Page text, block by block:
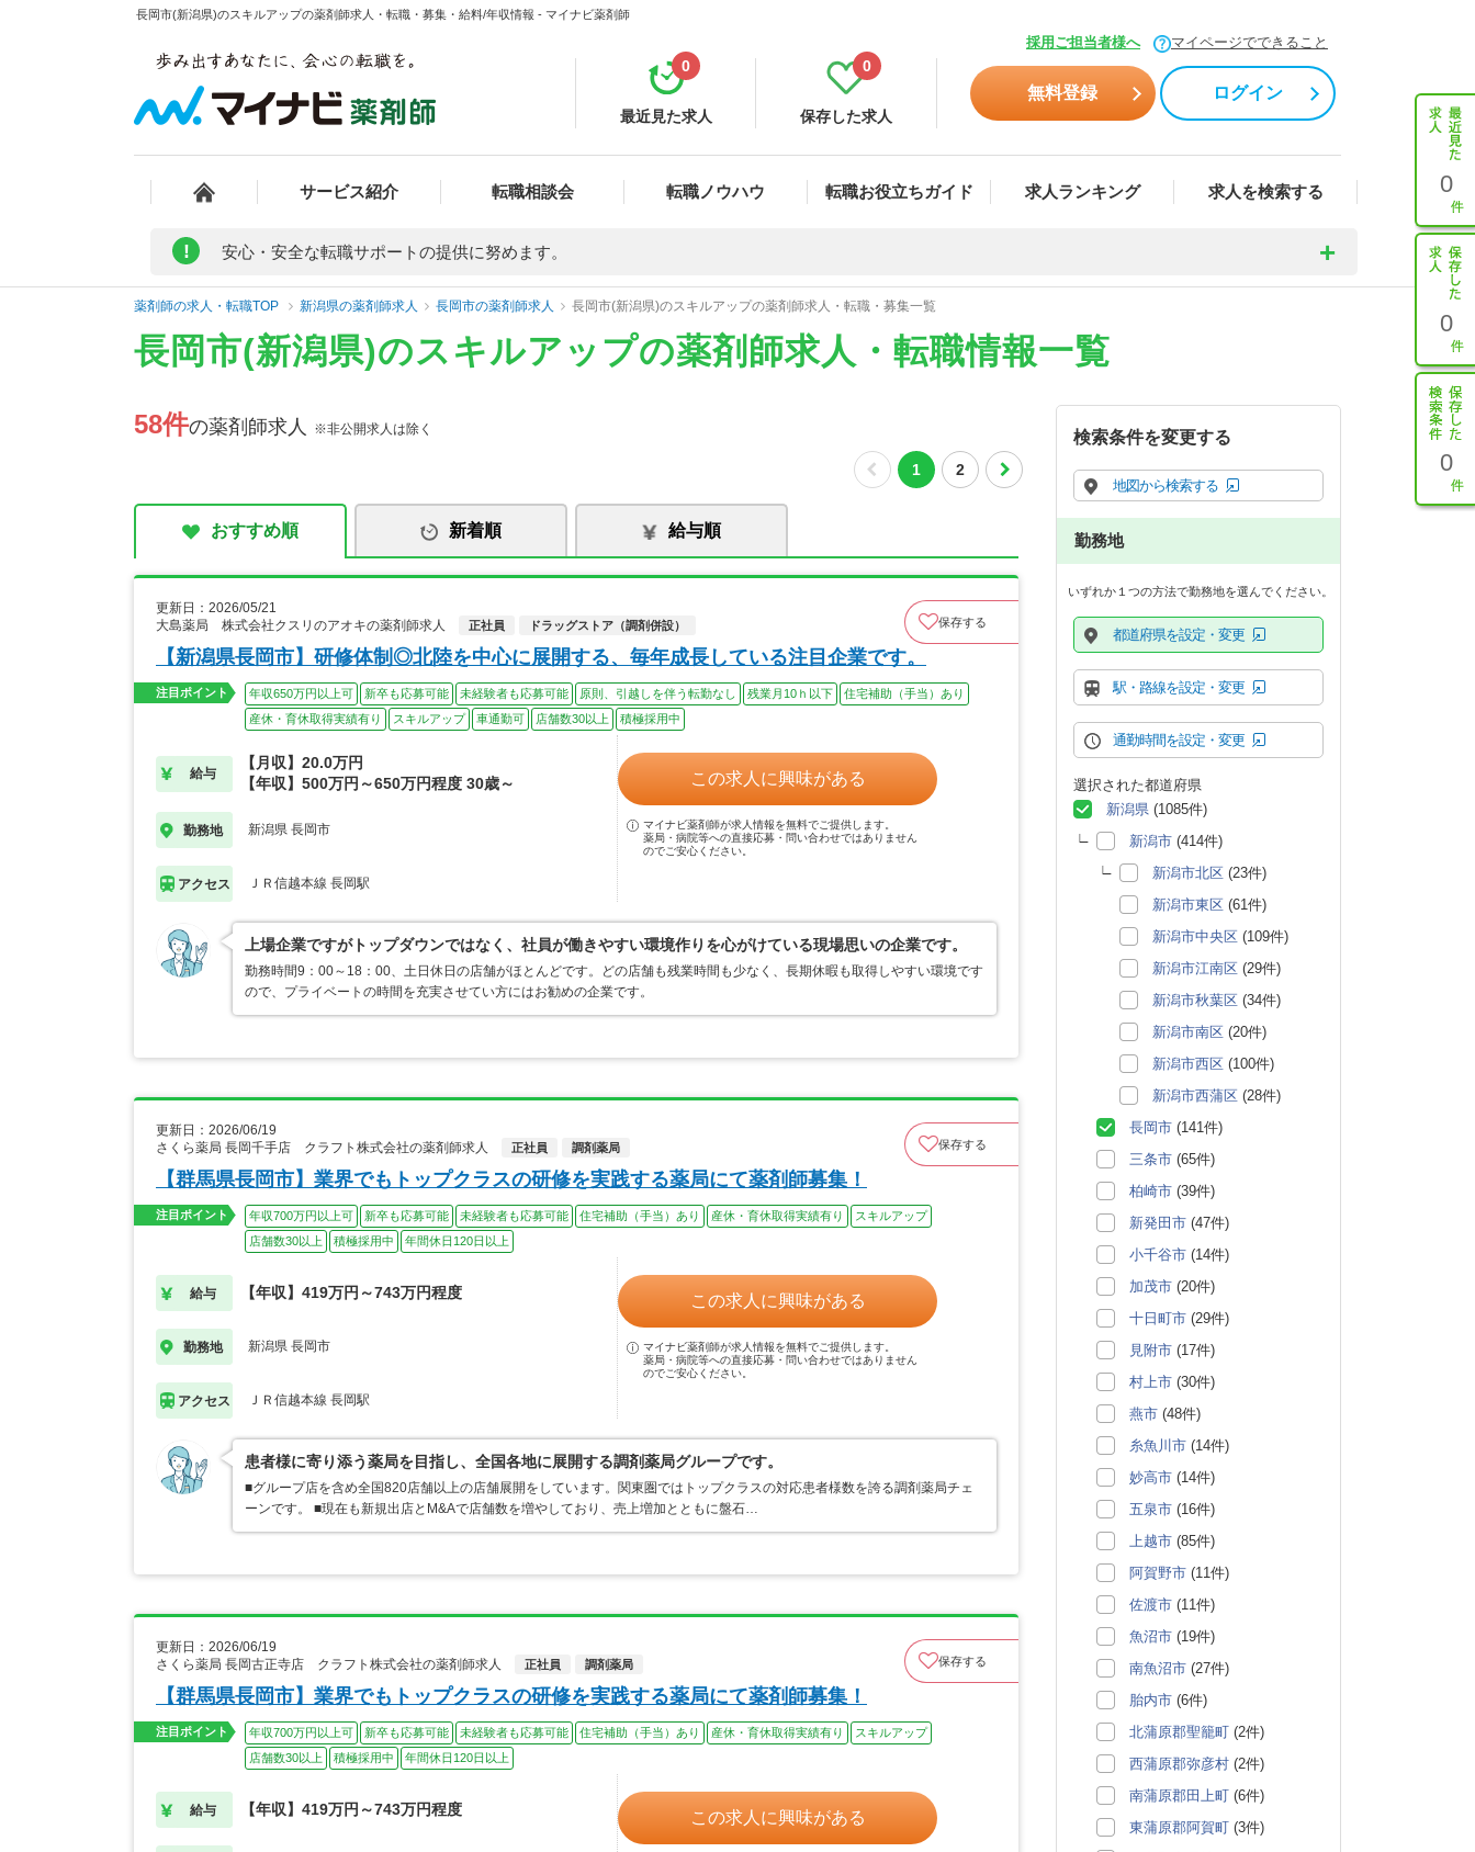
長岡市(新潟県)のスキルアップの薬剤師求人・転職・募集・給料/年収情報 - マイナビ薬剤師
採用ご担当者様へ マイページでできること
最近見た求人
0
保存した求人
0
無料登録 ログイン
サービス紹介 転職相談会 転職ノウハウ 転職お役立ちガイド 求人ランキング 求人を検索する 0
0
0
! 安心・安全な転職サポートの提供に努めます。
薬剤師の求人・転職TOP 新潟県の薬剤師求人 長岡市の薬剤師求人 長岡市(新潟県)のスキルアップの薬剤師求人・転職・募集一覧
長岡市(新潟県)のスキルアップの薬剤師求人・転職情報一覧
58件の薬剤師求人 ※非公開求人は除く
1 2
おすすめ順 新着順 給与順
更新日：2026/05/21
大島薬局 株式会社クスリのアオキの薬剤師求人
正社員 ドラッグストア（調剤併設） 保存する
【新潟県長岡市】研修体制◎北陸を中心に展開する、毎年成長している注目企業です。
注目ポイント 年収650万円以上可 新卒も応募可能 未経験者も応募可能 原則、引越しを伴う転勤なし 残業月10ｈ以下
住宅補助（手当）あり
産休・育休取得実績有り
スキルアップ 車通勤可 店舗数30以上 積極採用中
給与
【月収】20.0万円
【年収】500万円～650万円程度 30歳～
勤務地 新潟県 長岡市
アクセス ＪＲ信越本線 長岡駅
この求人に興味がある
マイナビ薬剤師が求人情報を無料でご提供します。
薬局・病院等への直接応募・問い合わせではありません
のでご安心ください。
上場企業ですがトップダウンではなく、社員が働きやすい環境作りを心がけている現場思いの企業です。
勤務時間9：00～18：00、土日休日の店舗がほとんどです。どの店舗も残業時間も少なく、長期休暇も取得しやすい環境です
ので、プライベートの時間を充実させてい方にはお勧めの企業です。
更新日：2026/06/19
さくら薬局 長岡千手店 クラフト株式会社の薬剤師求人
正社員 調剤薬局 保存する
【群馬県長岡市】業界でもトップクラスの研修を実践する薬局にて薬剤師募集！
注目ポイント 年収700万円以上可 新卒も応募可能 未経験者も応募可能 住宅補助（手当）あり 産休・育休取得実績有り
スキルアップ
店舗数30以上
積極採用中 年間休日120日以上
給与 【年収】419万円～743万円程度
勤務地 新潟県 長岡市
アクセス ＪＲ信越本線 長岡駅
この求人に興味がある
マイナビ薬剤師が求人情報を無料でご提供します。
薬局・病院等への直接応募・問い合わせではありません
のでご安心ください。
患者様に寄り添う薬局を目指し、全国各地に展開する調剤薬局グループです。
■グループ店を含め全国820店舗以上の店舗展開をしています。関東圏ではトップクラスの対応患者様数を誇る調剤薬局チェ
ーンです。 ■現在も新規出店とM&Aで店舗数を増やしており、売上増加とともに盤石…
更新日：2026/06/19
さくら薬局 長岡古正寺店 クラフト株式会社の薬剤師求人
正社員 調剤薬局 保存する
【群馬県長岡市】業界でもトップクラスの研修を実践する薬局にて薬剤師募集！
注目ポイント 年収700万円以上可 新卒も応募可能 未経験者も応募可能 住宅補助（手当）あり 産休・育休取得実績有り
スキルアップ
店舗数30以上
積極採用中 年間休日120日以上
給与 【年収】419万円～743万円程度 この求人に興味がある
検索条件を変更する
地図から検索する
勤務地
いずれか１つの方法で勤務地を選んでください。
都道府県を設定・変更
駅・路線を設定・変更
通勤時間を設定・変更
選択された都道府県
新潟県 (1085件)
新潟市 (414件)
新潟市北区 (23件)
新潟市東区 (61件)
新潟市中央区 (109件)
新潟市江南区 (29件)
新潟市秋葉区 (34件)
新潟市南区 (20件)
新潟市西区 (100件)
新潟市西蒲区 (28件)
長岡市 (141件)
三条市 (65件)
柏崎市 (39件)
新発田市 (47件)
小千谷市 (14件)
加茂市 (20件)
十日町市 (29件)
見附市 (17件)
村上市 (30件)
燕市 (48件)
糸魚川市 (14件)
妙高市 (14件)
五泉市 (16件)
上越市 (85件)
阿賀野市 (11件)
佐渡市 (11件)
魚沼市 (19件)
南魚沼市 (27件)
胎内市 (6件)
北蒲原郡聖籠町 (2件)
西蒲原郡弥彦村 (2件)
南蒲原郡田上町 (6件)
東蒲原郡阿賀町 (3件)